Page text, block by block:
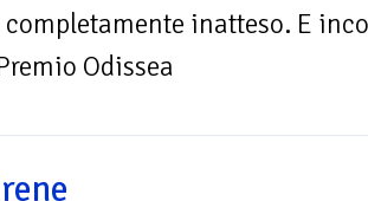
inatteso. E
Odissea